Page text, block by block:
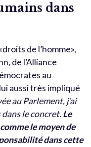
dans
de l’homme»,
de l’Alliance
au
aussi très impliqué
au Parlement, j’ai
le concret.Le
le moyen de
dans cette